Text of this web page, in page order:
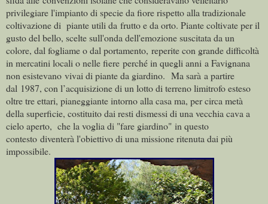
privilegiare l'impianto di specie da fiore rispetto alla tradizionale
coltivazione di piante utili da frutto e da orto. Piante coltivate per il
gusto del bello, scelte sull'onda dell'emozione suscitata da un
colore, dal fogliame o dal portamento, reperite con grande difficoltà
in mercatini locali o nelle fiere perché in quegli anni a Favignana
non esistevano vivai di piante da giardino. Ma sarà a partire
dal 1987, con l’acquisizione di un lotto di terreno limitrofo esteso
oltre tre ettari, pianeggiante intorno alla casa ma, per circa metà
della superficie, costituito dai resti dismessi di una vecchia cava a
cielo aperto, che la voglia di "fare giardino" in questo
contesto diventerà l'obiettivo di una missione ritenuta dai più
impossibile.